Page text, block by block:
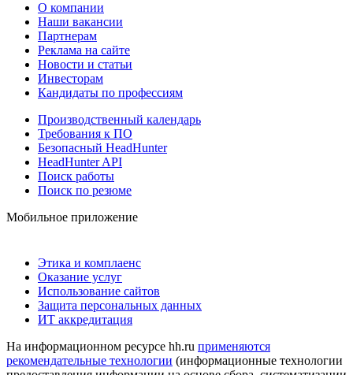
О компании
Наши вакансии
Партнерам
Реклама на сайте
Новости и статьи
Инвесторам
Кандидаты по профессиям
Производственный календарь
Требования к ПО
Безопасный HeadHunter
HeadHunter API
Поиск работы
Поиск по резюме
Мобильное приложение
Этика и комплаенс
Оказание услуг
Использование сайтов
Защита персональных данных
ИТ аккредитация
На информационном ресурсе hh.ru применяются
рекомендательные технологии (информационные технологии